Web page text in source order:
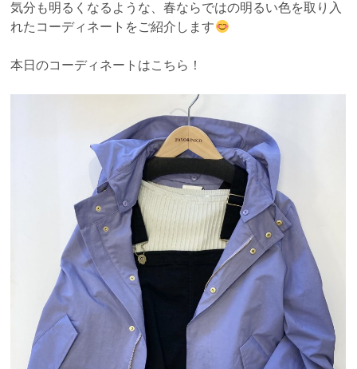
気分も明るくなるような、春ならではの明るい色を取り入
れたコーディネートをご紹介します
本日のコーディネートはこちら！